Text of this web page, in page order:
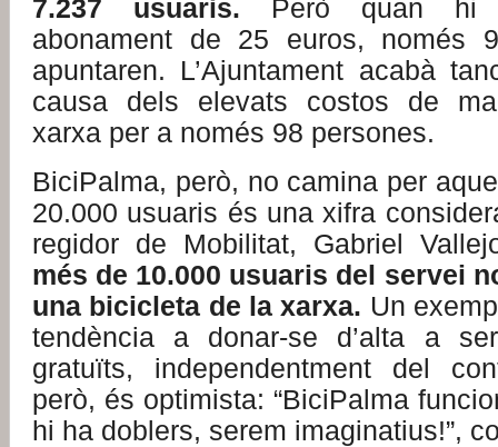
7.237 usuaris. Però quan hi
abonament de 25 euros, només
apuntaren. L’Ajuntament acabà
causa dels elevats costos de
xarxa per a només 98 persones.
BiciPalma, però, no camina per
20.000 usuaris és una xifra
regidor de Mobilitat, Gabriel
més de 10.000 usuaris del servei
una bicicleta de la xarxa. Un
tendència a donar-se d’alta a
gratuïts, independentment del
però, és optimista: “BiciPalma
hi ha doblers, serem imaginatius!”,